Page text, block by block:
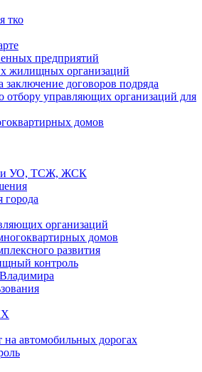
тко
предприятий
жилищных организаций
договоров подряда
управляющих организаций для
домов
УО, ТСЖ, ЖСК
города
организаций
домов
развития
контроль
автомобильных дорогах